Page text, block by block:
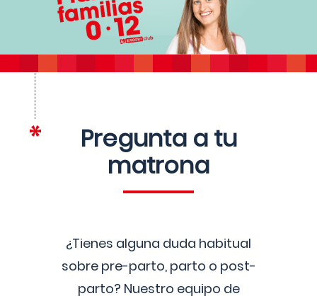
Pregunta a tu
matrona
¿Tienes alguna duda habitual
sobre pre-parto, parto o post-
parto? Nuestro equipo de